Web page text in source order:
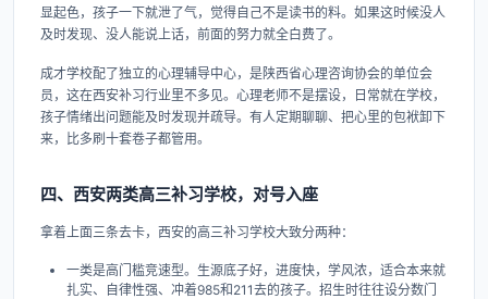
显起色，孩子一下就泄了气，觉得自己不是读书的料。如果这时候没人
及时发现、没人能说上话，前面的努力就全白费了。
成才学校配了独立的心理辅导中心，是陕西省心理咨询协会的单位会
员，这在西安补习行业里不多见。心理老师不是摆设，日常就在学校，
孩子情绪出问题能及时发现并疏导。有人定期聊聊、把心里的包袱卸下
来，比多刷十套卷子都管用。
四、西安两类高三补习学校，对号入座
拿着上面三条去卡，西安的高三补习学校大致分两种：
一类是高门槛竞速型。生源底子好，进度快，学风浓，适合本来就
扎实、自律性强、冲着985和211去的孩子。招生时往往设分数门